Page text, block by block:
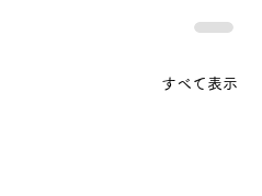
すべて表示